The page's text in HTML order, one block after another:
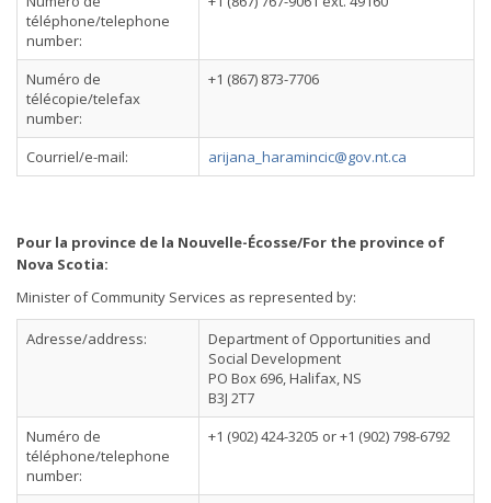
téléphone/telephone
number:
Numéro de
télécopie/telefax
number:
+1 (867) 873-7706
Courriel/e-mail: arijana_haramincic@gov.nt.ca
Pour la province de la Nouvelle-Écosse/For the province of
Nova Scotia:
Minister of Community Services as represented by:
Adresse/address:
Department of Opportunities and
Social Development
PO Box 696, Halifax, NS
B3J 2T7
Numéro de
téléphone/telephone
number:
+1 (902) 424-3205 or +1 (902) 798-6792